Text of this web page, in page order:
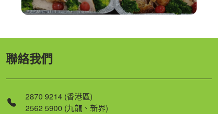
聯絡我們
2870 9214 (香港區)
2562 5900 (九龍、新界)